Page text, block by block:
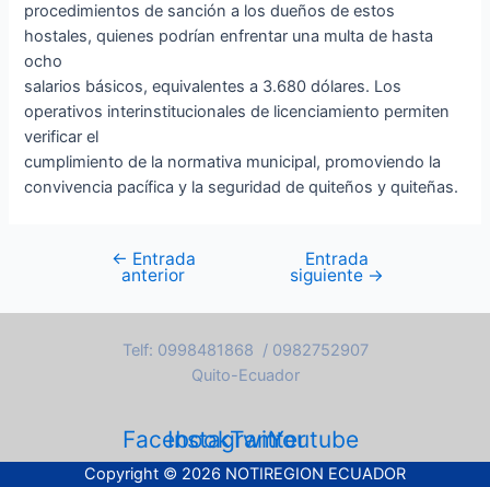
procedimientos de sanción a los dueños de estos
hostales, quienes podrían enfrentar una multa de hasta
ocho
salarios básicos, equivalentes a 3.680 dólares. Los
operativos interinstitucionales de licenciamiento permiten
verificar el
cumplimiento de la normativa municipal, promoviendo la
convivencia pacífica y la seguridad de quiteños y quiteñas.
← Entrada
anterior
Entrada
siguiente →
Telf: 0998481868 / 0982752907
Quito-Ecuador
Facebook
Instagram
TwitterYoutube
Copyright © 2026 NOTIREGION ECUADOR